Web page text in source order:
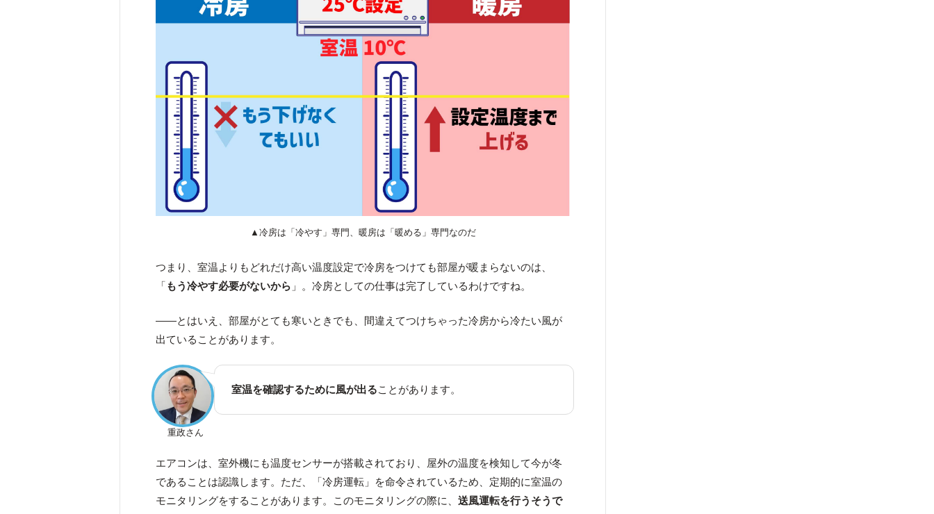
▲冷房は「冷やす」専門、暖房は「暖める」専門なのだ
つまり、室温よりもどれだけ高い温度設定で冷房をつけても部屋が暖まらないのは、
「もう冷やす必要がないから 」。冷房としての仕事は完了しているわけですね。
――とはいえ、部屋がとても寒いときでも、間違えてつけちゃった冷房から冷たい風が
出ていることがあります。
重政さん
室温を確認するために風が出ることがあります。
エアコンは、室外機にも温度センサーが搭載されており、屋外の温度を検知して今が冬
であることは認識します。ただ、「冷房運転」を命令されているため、定期的に室温の
モニタリングをすることがあります。このモニタリングの際に、送風運転を行うそうで